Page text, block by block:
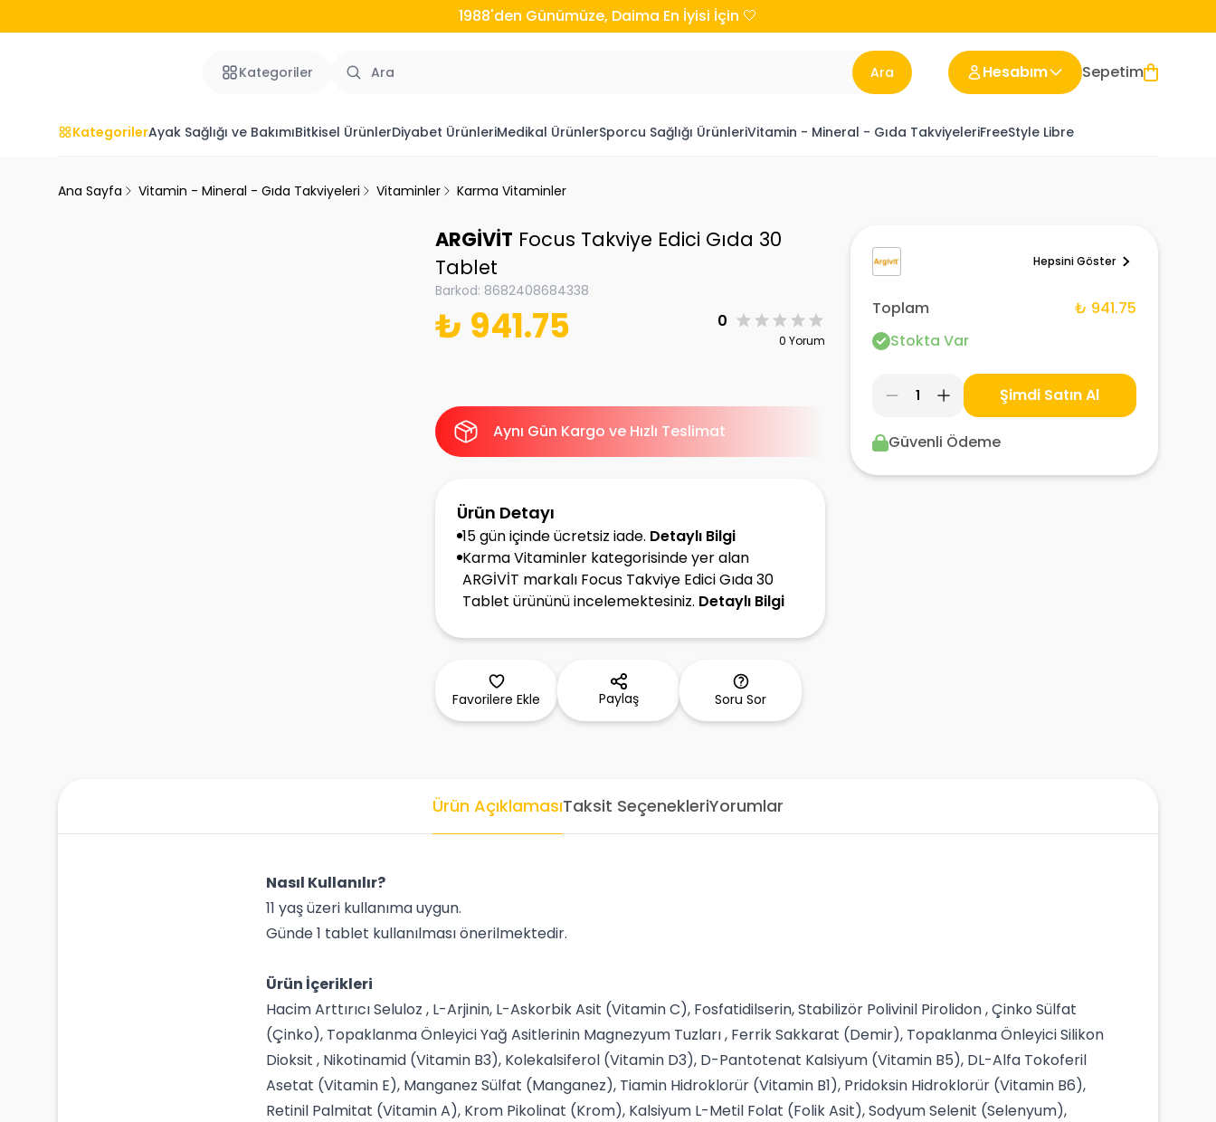
1988'den Günümüze, Daima En İyisi İçin 🤍
Kategoriler Ara Hesabım Sepetim
KategorilerAyak Sağlığı ve BakımıBitkisel ÜrünlerDiyabet ÜrünleriMedikal ÜrünlerSporcu Sağlığı ÜrünleriVitamin - Mineral - Gıda TakviyeleriFreeStyle Libre
Ana Sayfa Vitamin - Mineral - Gıda Takviyeleri Vitaminler Karma Vitaminler
ARGİVİT Focus Takviye Edici Gıda 30
Tablet
Barkod: 8682408684338
₺ 941.75 0
0 Yorum
Aynı Gün Kargo ve Hızlı Teslimat
Ürün Detayı
15 gün içinde ücretsiz iade. Detaylı Bilgi
Karma Vitaminler kategorisinde yer alan
ARGİVİT markalı Focus Takviye Edici Gıda 30
Tablet ürününü incelemektesiniz. Detaylı Bilgi
Favorilere Ekle Paylaş Soru Sor
Hepsini Göster
Toplam
₺ 941.75
Stokta Var
1 Şimdi Satın Al
Güvenli Ödeme
Ürün AçıklamasıTaksit SeçenekleriYorumlar
Nasıl Kullanılır?
11 yaş üzeri kullanıma uygun.
Günde 1 tablet kullanılması önerilmektedir.
Ürün İçerikleri
Hacim Arttırıcı Seluloz , L-Arjinin, L-Askorbik Asit (Vitamin C), Fosfatidilserin, Stabilizör Polivinil Pirolidon , Çinko Sülfat
(Çinko), Topaklanma Önleyici Yağ Asitlerinin Magnezyum Tuzları , Ferrik Sakkarat (Demir), Topaklanma Önleyici Silikon
Dioksit , Nikotinamid (Vitamin B3), Kolekalsiferol (Vitamin D3), D-Pantotenat Kalsiyum (Vitamin B5), DL-Alfa Tokoferil
Asetat (Vitamin E), Manganez Sülfat (Manganez), Tiamin Hidroklorür (Vitamin B1), Pridoksin Hidroklorür (Vitamin B6),
Retinil Palmitat (Vitamin A), Krom Pikolinat (Krom), Kalsiyum L-Metil Folat (Folik Asit), Sodyum Selenit (Selenyum),